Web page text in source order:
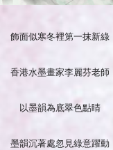
飾面似寒冬裡第一抹新綠
香港水墨畫家李麗芬老師
以墨韻為底翠色點睛
墨韻沉著處忽見綠意躍動